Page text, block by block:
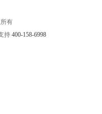
有
持 400-158-6998